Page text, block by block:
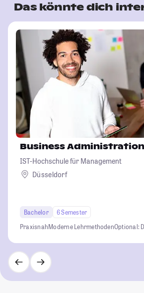
Das könnte dich
Business Administration
IST-Hochschule für Management
Düsseldorf
Bachelor
6 Semester
PraxisnahModerne LehrmethodenOptional: